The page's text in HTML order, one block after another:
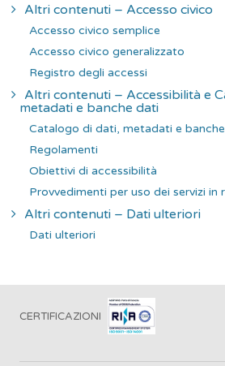
Altri contenuti – Accesso civico
Accesso civico semplice
Accesso civico generalizzato
Registro degli accessi
Altri contenuti – Accessibilità e
metadati e banche dati
Catalogo di dati, metadati e
Regolamenti
Obiettivi di accessibilità
Provvedimenti per uso dei servizi in
Altri contenuti – Dati ulteriori
Dati ulteriori
CERTIFICAZIONI